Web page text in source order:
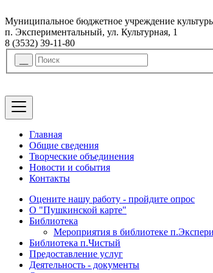
Муниципальное бюджетное учреждение
п. Экспериментальный, ул. Культурная, 1
8 (3532) 39-11-80
Главная
Общие сведения
Творческие объединения
Новости и события
Контакты
Оцените нашу работу - пройдите опрос
О "Пушкинской карте"
Библиотека
Мероприятия в библиотеке
Библиотека п.Чистый
Предоставление услуг
Деятельность - документы